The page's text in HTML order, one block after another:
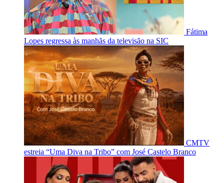
Fátima
Lopes regressa às manhãs da televisão na SIC
CMTV
estreia “Uma Diva na Tribo” com José Castelo Branco